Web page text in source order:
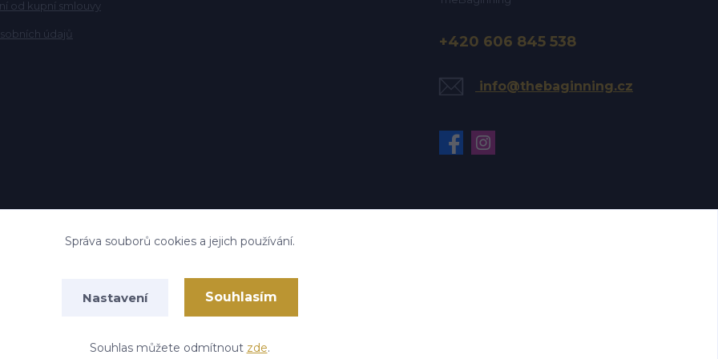
od kupní smlouvy
údajů +420 606 845 538
info@thebaginning.cz
Správa souborů cookies a jejich používání.
Nastavení Souhlasím
Souhlas můžete odmítnout zde.